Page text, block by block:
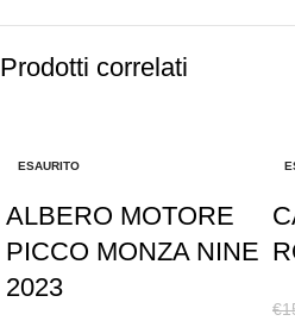
Prodotti correlati
ESAURITO
ALBERO MOTORE
PICCO MONZA NINE
2023
€